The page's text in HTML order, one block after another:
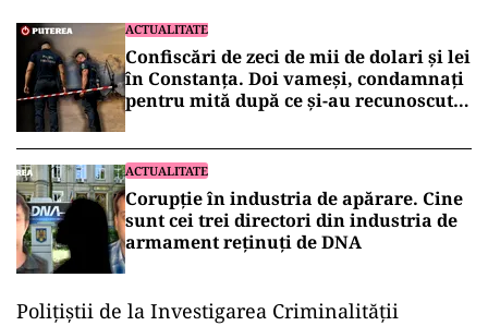
ACTUALITATE
Confiscări de zeci de mii de dolari și lei
în Constanța. Doi vameși, condamnați
pentru mită după ce și-au recunoscut
ACTUALITATE
Corupție în industria de apărare. Cine
sunt cei trei directori din industria de
armament reținuți de DNA
Polițiștii de la Investigarea Criminalității